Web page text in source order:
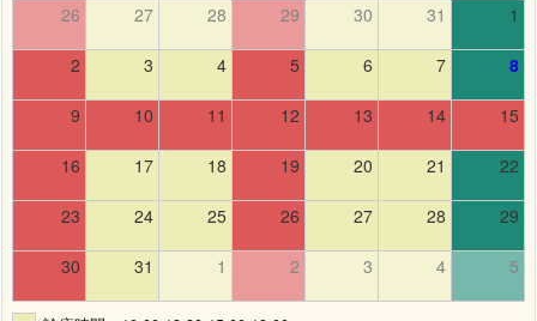
26 27 28 29 30 31 1
2 3 4 5 6 7 8
9 10 11 12 13 14 15
16 17 18 19 20 21 22
23 24 25 26 27 28 29
30 31 1 2 3 4 5